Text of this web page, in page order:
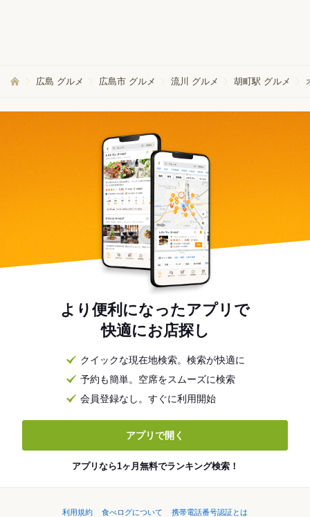
広島 グルメ 広島市 グルメ 流川 グルメ 胡町駅 グルメ
より便利になったアプリで
快適にお店探し
クイックな現在地検索。検索が快適に
予約も簡単。空席をスムーズに検索
会員登録なし。すぐに利用開始
アプリで開く
アプリなら1ヶ月無料でランキング検索！
利用規約 食べログについて 携帯電話番号認証とは